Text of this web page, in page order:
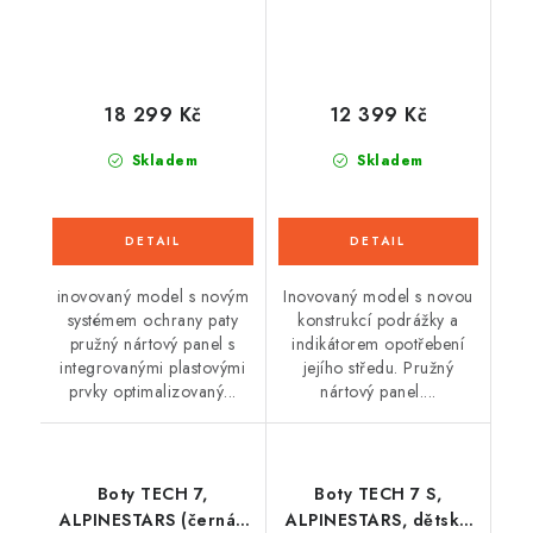
Skladem
18 299 Kč
inovovaný model s novým
systémem ochrany paty
pružný nártový panel s
integrovanými plastovými
prvky optimalizovaný...
Skladem
12 399 Kč
Inovovaný model s novou
konstrukcí podrážky a
indikátorem opotřebení
jejího středu. Pružný
nártový panel....
Boty TECH 7,
ALPINESTARS (černá/
Boty TECH 7 S,
ALPINESTARS, dětské